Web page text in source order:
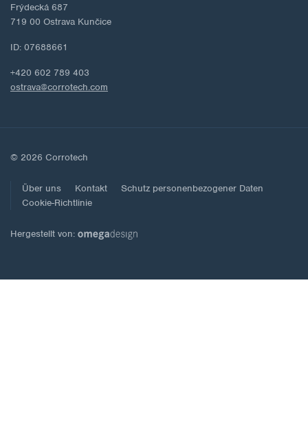
Frýdecká 687
719 00 Ostrava Kunčice
ID: 07688661
+420 602 789 403
ostrava@corrotech.com
© 2026 Corrotech
Über uns Kontakt
Schutz personenbezogener Daten
Cookie-Richtlinie
Hergestellt von: